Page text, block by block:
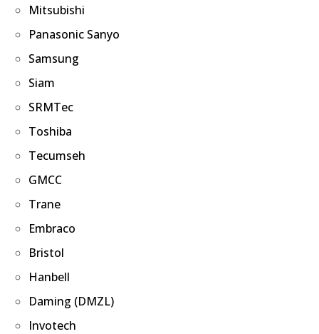
Mitsubishi
Panasonic Sanyo
Samsung
Siam
SRMTec
Toshiba
Tecumseh
GMCC
Trane
Embraco
Bristol
Hanbell
Daming (DMZL)
Invotech